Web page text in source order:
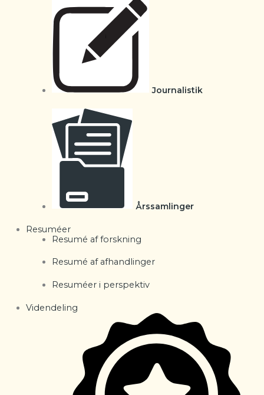
Journalistik
Årssamlinger
Resuméer
Resumé af forskning
Resumé af afhandlinger
Resuméer i perspektiv
Videndeling